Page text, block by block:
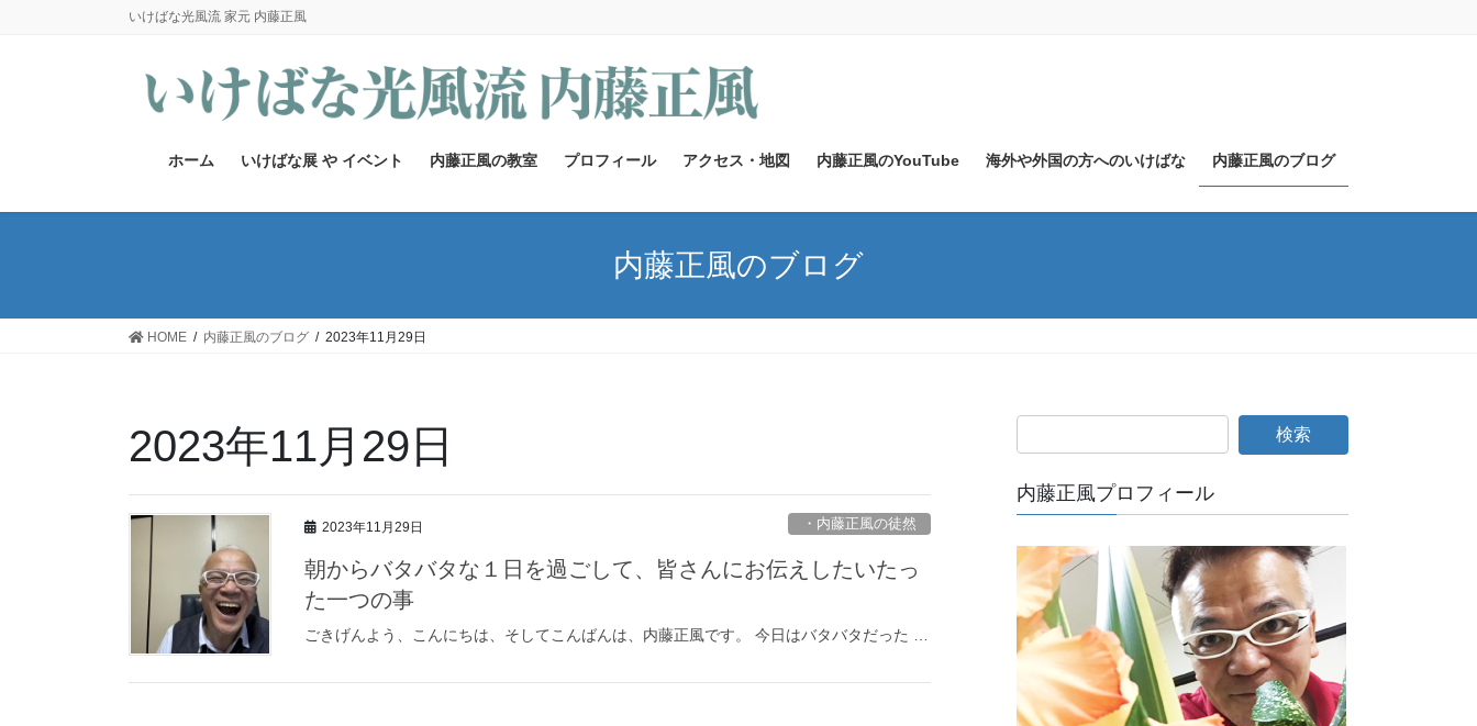
いけばな光風流 家元 内藤正風
ホーム いけばな展 や イベント 内藤正風の教室 プロフィール アクセス・地図 内藤正風のYouTube 海外や外国の方へのいけばな 内藤正風のブログ
内藤正風のブログ
HOME 内藤正風のブログ 2023年11月29日
2023年11月29日
2023年11月29日 ・内藤正風の徒然
朝からバタバタな１日を過ごして、皆さんにお伝えしたいたっ
た一つの事
ごきげんよう、こんにちは、そしてこんばんは、内藤正風です。 今日はバタバタだった …
内藤正風プロフィール